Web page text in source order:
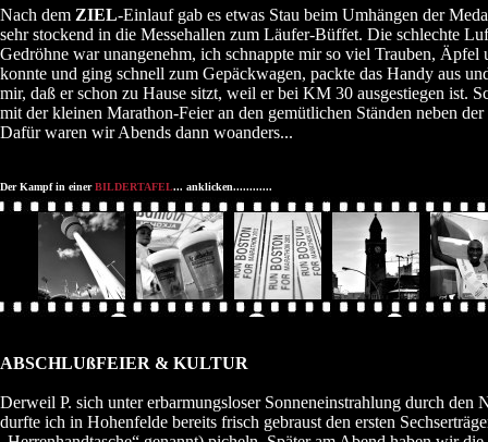
Nach dem ZIEL-Einlauf gab es etwas Stau beim Umhängen der
sehr stockend in die Messehallen zum Läufer-Büffet. Die schlechte
Gedröhne war unangenehm, ich schnappte mir so viel Trauben, Äpfel
konnte und ging schnell zum Gepäckwagen, packte das Handy aus
mir, daß er schon zu Hause sitzt, weil er bei KM 30 ausgestiegen ist.
mit der kleinen Marathon-Feier an den gemütlichen Ständen neben
Dafür waren wir Abends dann woanders...
Der Kampf in einerBILDERTAFEL... anklicken............
ABSCHLUßFEIER & KULTUR
Derweil P. sich unter erbarmungsloser Sonneneinstrahlung durch den
durfte ich in Hohenfelde bereits frisch gebraust den ersten